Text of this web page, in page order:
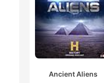
Ancient Aliens